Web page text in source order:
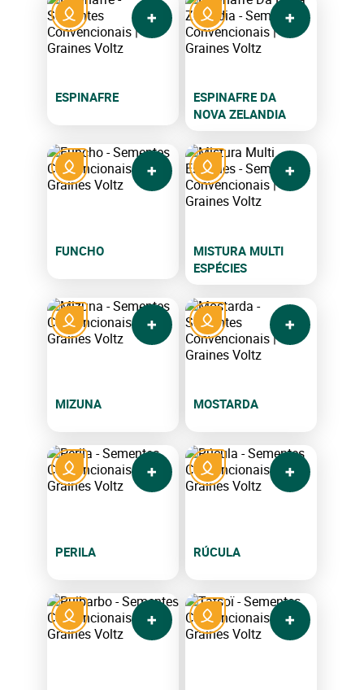
ESPINAFRE
ESPINAFRE DA
NOVA ZELANDIA
FUNCHO
MISTURA MULTI
ESPÉCIES
MIZUNA MOSTARDA
PERILA RÚCULA